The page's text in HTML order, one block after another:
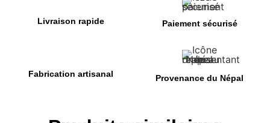
Livraison rapide Paiement sécurisé
Fabrication artisanal Provenance du Népal